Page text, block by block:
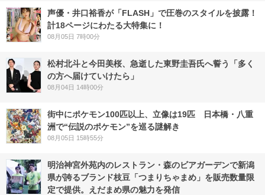
声優・井口裕香が「FLASH」で圧巻のスタイルを披露！
計18ページにわたる大特集に！
08月05日 7時00分
松村北斗と今田美桜、急逝した東野圭吾氏へ誓う「多く
の方へ届けていけたら」
08月04日 14時00分
街中にポケモン100匹以上、立像は19匹 日本橋・八重
洲で“伝説のポケモン”を巡る謎解き
08月05日 15時55分
明治神宮外苑内のレストラン・森のビアガーデンで新潟
県が誇るブランド枝豆「つまりちゃまめ」を販売数量限
定で提供。えだまめ県の魅力を発信